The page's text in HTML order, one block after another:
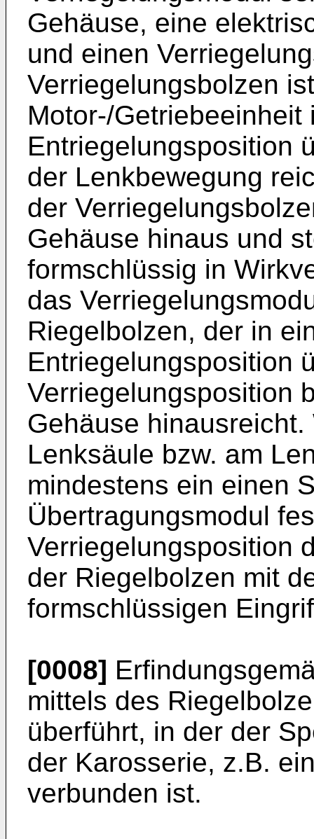
Gehäuse, eine
und einen
Verriegelungsbolzen
Motor-/
Entriegelungsposition
der Lenkbewegung
der
Gehäuse hinaus und
formschlüssig in
das
Riegelbolzen, der in
Entriegelungsposition
Verriegelungsposition
Gehäuse
Lenksäule bzw. am
mindestens ein einen
Übertragungsmodul
Verriegelungsposition
der Riegelbolzen mit
formschlüssigen
[0008]
mittels des
überführt, in der der
der Karosserie, z.B.
verbunden ist.